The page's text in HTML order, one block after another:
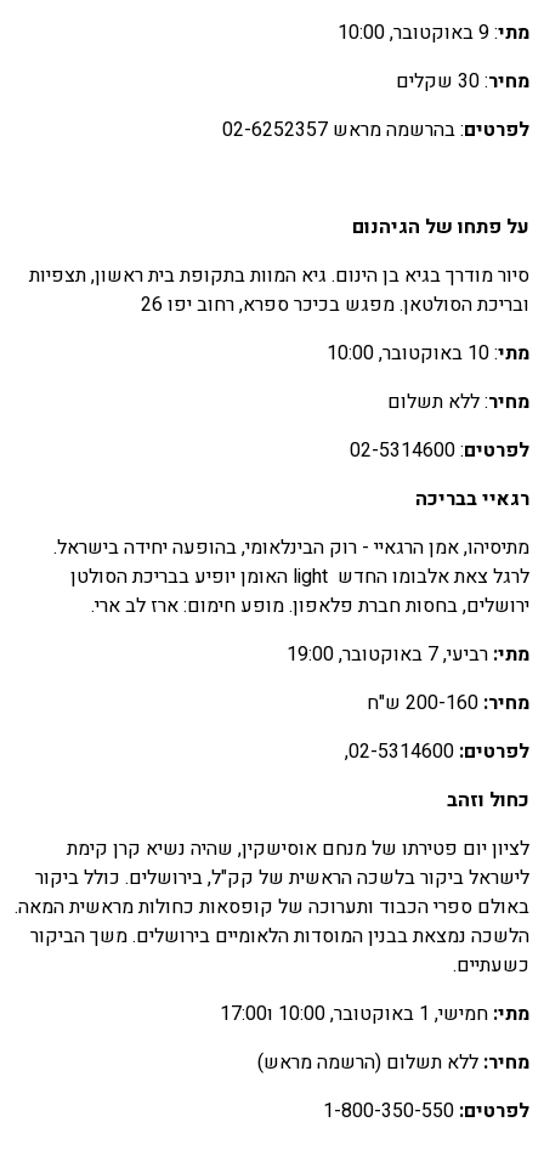
: 9 באוקטובר, 10:00
: 30 שקלים
: בהרשמה מראש 02-6252357
פתחו של הגיהנום
מודרך בגיא בן הינום. גיא המוות בתקופת בית ראשון, תצפיות
הסולטאן. מפגש בכיכר ספרא, רחוב יפו 26
: 10 באוקטובר, 10:00
: ללא תשלום
: 02-5314600
בבריכה
אמן הרגאיי - רוק הבינלאומי, בהופעה יחידה בישראל.
לרגל צאת אלבומו החדש light האומן יופיע בבריכת הסולטן
בחסות חברת פלאפון. מופע חימום: ארז לב ארי.
רביעי, 7 באוקטובר, 19:00
200-160 ש"ח
02-5314600,
וזהב
יום פטירתו של מנחם אוסישקין, שהיה נשיא קרן קימת
ביקור בלשכה הראשית של קק"ל, בירושלים. כולל ביקור
ספרי הכבוד ותערוכה של קופסאות כחולות מראשית המאה.
נמצאת בבנין המוסדות הלאומיים בירושלים. משך הביקור
חמישי, 1 באוקטובר, 10:00 ו17:00
ללא תשלום (הרשמה מראש)
1-800-350-550